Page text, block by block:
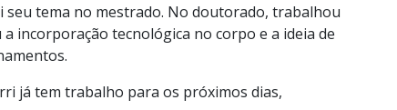
seu tema no mestrado. No doutorado, trabalhou
incorporação tecnológica no corpo e a ideia de
já tem trabalho para os próximos dias,